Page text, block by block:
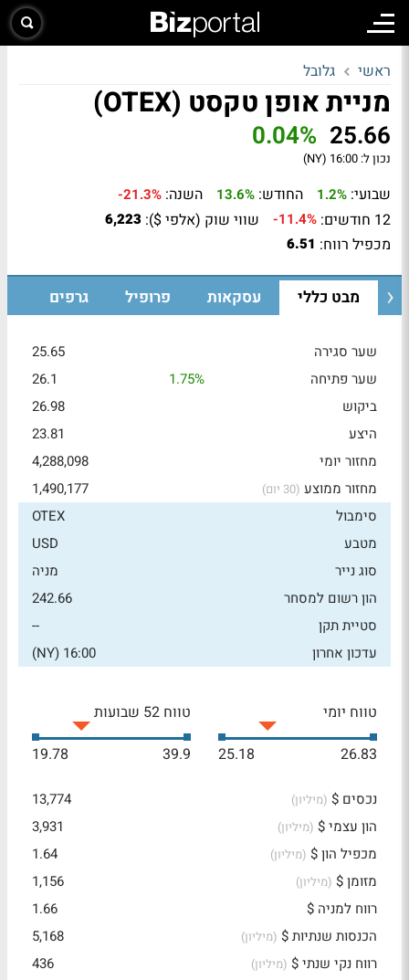
ראשי גלובל
מניית אופן טקסט (OTEX)
25.66
0.04%
נכון ל: 16:00 (NY)
שבועי: 1.2% החודש: 13.6% השנה: -21.3%
12 חודשים: -11.4% שווי שוק (אלפי $): 6,223
מכפיל רווח: 6.51
מבט כללי עסקאות פרופיל גרפים
שער סגירה
25.65
שער פתיחה
1.75%
26.1
ביקוש
26.98
היצע
23.81
מחזור יומי
4,288,098
מחזור ממוצע (30 יום)
1,490,177
סימבול
OTEX
מטבע
USD
סוג נייר
מניה
הון רשום למסחר
242.66
סטיית תקן
--
עדכון אחרון
16:00 (NY)
טווח יומי
26.83
25.18
טווח 52 שבועות
39.9
19.78
נכסים $ (מיליון)
13,774
הון עצמי $ (מיליון)
3,931
מכפיל הון $ (מיליון)
1.64
מזומן $ (מיליון)
1,156
רווח למניה $
1.66
הכנסות שנתיות $ (מיליון)
5,168
רווח נקי שנתי $ (מיליון)
436